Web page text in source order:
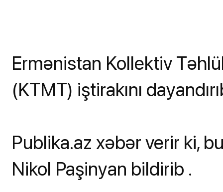
Ermənistan Kollektiv
(KTMT) iştirakını
Publika.az xəbər verir ki,
Nikol Paşinyan bildirib .